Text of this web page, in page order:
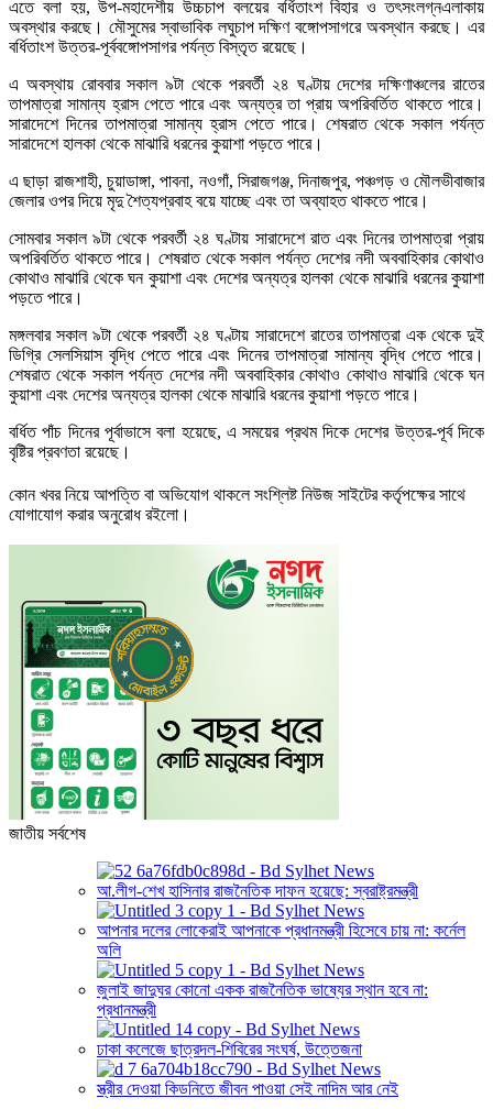
এতে বলা হয়, উপ-মহাদেশীয় উচ্চচাপ বলয়ের বর্ধিতাংশ বিহার ও তৎসংলগ্নএলাকায়
অবস্থার করছে। মৌসুমের স্বাভাবিক লঘুচাপ দক্ষিণ বঙ্গোপসাগরে অবস্থান করছে। এর
বর্ধিতাংশ উত্তর-পূর্ববঙ্গোপসাগর পর্যন্ত বিস্তৃত রয়েছে।
এ অবস্থায় রোববার সকাল ৯টা থেকে পরবর্তী ২৪ ঘণ্টায় দেশের দক্ষিণাঞ্চলের রাতের
তাপমাত্রা সামান্য হ্রাস পেতে পারে এবং অন্যত্র তা প্রায় অপরিবর্তিত থাকতে পারে।
সারাদেশে দিনের তাপমাত্রা সামান্য হ্রাস পেতে পারে। শেষরাত থেকে সকাল পর্যন্ত
সারাদেশে হালকা থেকে মাঝারি ধরনের কুয়াশা পড়তে পারে।
এ ছাড়া রাজশাহী, চুয়াডাঙ্গা, পাবনা, নওগাঁ, সিরাজগঞ্জ, দিনাজপুর, পঞ্চগড় ও মৌলভীবাজার
জেলার ওপর দিয়ে মৃদু শৈত্যপ্রবাহ বয়ে যাচ্ছে এবং তা অব্যাহত থাকতে পারে।
সোমবার সকাল ৯টা থেকে পরবর্তী ২৪ ঘণ্টায় সারাদেশে রাত এবং দিনের তাপমাত্রা প্রায়
অপরিবর্তিত থাকতে পারে। শেষরাত থেকে সকাল পর্যন্ত দেশের নদী অববাহিকার কোথাও
কোথাও মাঝারি থেকে ঘন কুয়াশা এবং দেশের অন্যত্র হালকা থেকে মাঝারি ধরনের কুয়াশা
পড়তে পারে।
মঙ্গলবার সকাল ৯টা থেকে পরবর্তী ২৪ ঘণ্টায় সারাদেশে রাতের তাপমাত্রা এক থেকে ‍দুই
ডিগ্রি সেলসিয়াস বৃদ্ধি পেতে পারে এবং দিনের তাপমাত্রা সামান্য বৃদ্ধি পেতে পারে।
শেষরাত থেকে সকাল পর্যন্ত দেশের নদী অববাহিকার কোথাও কোথাও মাঝারি থেকে ঘন
কুয়াশা এবং দেশের অন্যত্র হালকা থেকে মাঝারি ধরনের কুয়াশা পড়তে পারে।
বর্ধিত পাঁচ দিনের পূর্বাভাসে বলা হয়েছে, এ সময়ের প্রথম দিকে দেশের উত্তর-পূর্ব দিকে
বৃষ্টির প্রবণতা রয়েছে।
কোন খবর নিয়ে আপত্তি বা অভিযোগ থাকলে সংশ্লিষ্ট নিউজ সাইটের কর্তৃপক্ষের সাথে
যোগাযোগ করার অনুরোধ রইলো।
জাতীয় সর্বশেষ
আ.লীগ-শেখ হাসিনার রাজনৈতিক দাফন হয়েছে: স্বরাষ্ট্রমন্ত্রী
আপনার দলের লোকেরাই আপনাকে প্রধানমন্ত্রী হিসেবে চায় না: কর্নেল
অলি
জুলাই জাদুঘর কোনো একক রাজনৈতিক ভাষ্যের স্থান হবে না:
প্রধানমন্ত্রী
ঢাকা কলেজে ছাত্রদল-শিবিরের সংঘর্ষ, উত্তেজনা
স্ত্রীর দেওয়া কিডনিতে জীবন পাওয়া সেই নাদিম আর নেই